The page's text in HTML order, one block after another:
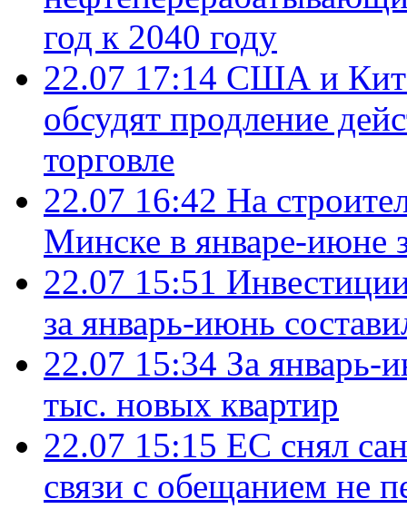
год к 2040 году
22.07 17:14 США и
обсудят продление
торговле
22.07 16:42 На
Минске в январе-июне
22.07 15:51
за январь-июнь
22.07 15:34 За январь-
тыс. новых квартир
22.07 15:15 ЕС снял
связи с обещанием не